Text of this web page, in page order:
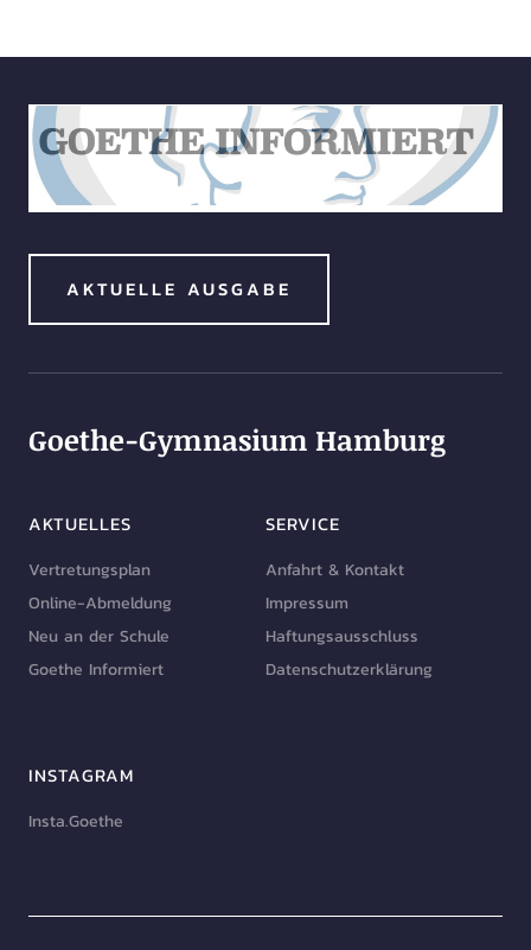
AKTUELLE AUSGABE
Goethe-Gymnasium Hamburg
AKTUELLES
Vertretungsplan
Online-Abmeldung
Neu an der Schule
Goethe Informiert
SERVICE
Anfahrt & Kontakt
Impressum
Haftungsausschluss
Datenschutzerklärung
INSTAGRAM
Insta.Goethe